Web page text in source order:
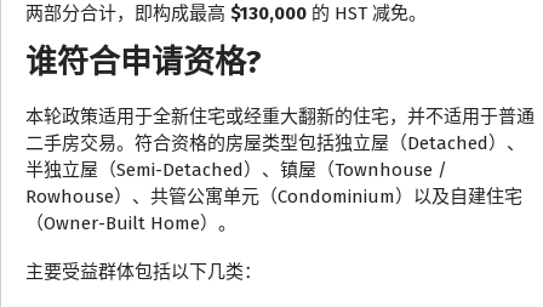
两部分合计，即构成最高 $130,000 的 HST 减免。
谁符合申请资格?
本轮政策适用于全新住宅或经重大翻新的住宅，并不适用于普通
二手房交易。符合资格的房屋类型包括独立屋（Detached）、
半独立屋（Semi-Detached）、镇屋（Townhouse /
Rowhouse）、共管公寓单元（Condominium）以及自建住宅
（Owner-Built Home）。
主要受益群体包括以下几类：